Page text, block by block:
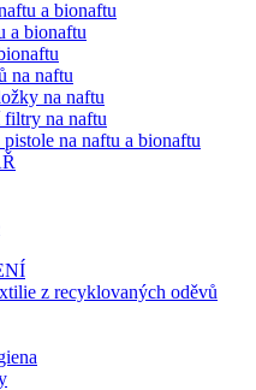
a bionaftu
a bionaftu
na naftu
na naftu
na naftu
na naftu a bionaftu
z recyklovaných oděvů